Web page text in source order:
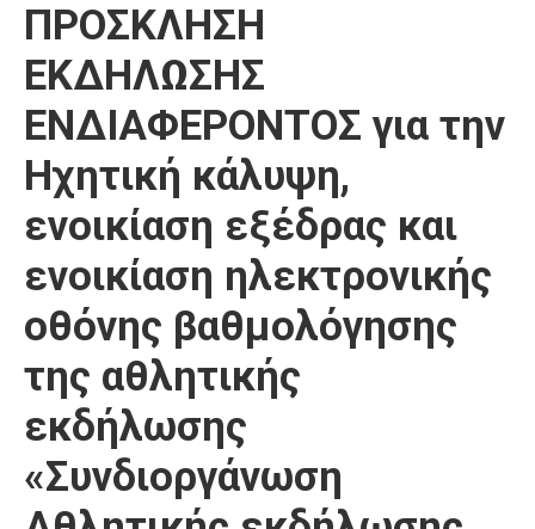
Επικοινωνία
ΠΡΟΣΚΛΗΣΗ
ΕΚΔΗΛΩΣΗΣ
ΕΝΔΙΑΦΕΡΟΝΤΟΣ για την
Ηχητική κάλυψη,
ενοικίαση εξέδρας και
ενοικίαση ηλεκτρονικής
οθόνης βαθμολόγησης
της αθλητικής
εκδήλωσης
«Συνδιοργάνωση